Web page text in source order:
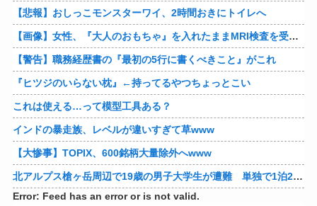
【悲報】おしっこモンスターワイ、2時間おきにトイレへ
【画像】女性、『大人のおもちゃ』を入れたままMRI検査を受けた結果 →
【警告】職務経歴書の『最初の5行に書くべきこと』がこれ
『ヒツジのいらない枕』←持ってるやつちょっとこい
これは使える…って模型工具ある？
インドの暴走族、レベルが違いすぎて草www
【大惨事】TOPIX、600銘柄大量除外へwww
北アルプス槍ヶ岳周辺で19歳の男子大学生が遭難 単独で1泊2日の予定で入山も連絡取れず 警察が9日以降捜索予定
Error: Feed has an error or is not valid.